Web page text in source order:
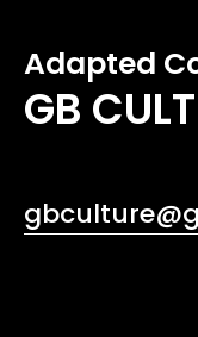
Adapted
GB